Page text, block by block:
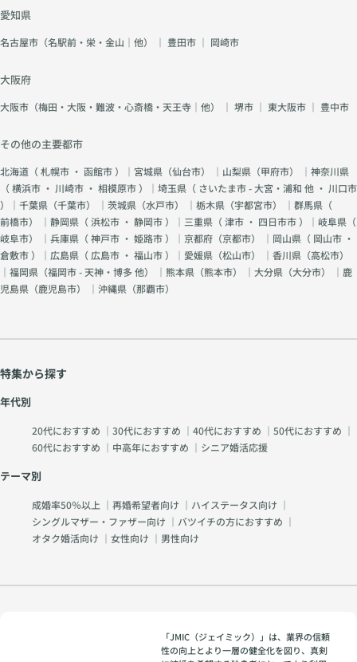
愛知県
名古屋市（名駅前・栄・金山｜他） ｜ 豊田市 ｜ 岡崎市
大阪府
大阪市（梅田・大阪・難波・心斎橋・天王寺｜他） ｜ 堺市 ｜ 東大阪市 ｜ 豊中市
その他の主要都市
北海道（札幌市 ・ 函館市）｜宮城県（仙台市） ｜山梨県（甲府市） ｜神奈川県
（横浜市 ・ 川崎市 ・ 相模原市）｜埼玉県（ さいたま市 - 大宮・浦和 他 ・ 川口市
）｜千葉県（千葉市） ｜茨城県（水戸市） ｜栃木県（宇都宮市） ｜群馬県（
前橋市） ｜静岡県（浜松市 ・ 静岡市）｜三重県（津市 ・ 四日市市）｜岐阜県（
岐阜市） ｜兵庫県（神戸市 ・ 姫路市）｜京都府（京都市） ｜岡山県（ 岡山市 ・
倉敷市）｜広島県（ 広島市 ・ 福山市）｜愛媛県（松山市） ｜香川県（高松市）
｜福岡県（福岡市 - 天神・博多 他） ｜熊本県（熊本市） ｜大分県（大分市） ｜鹿
児島県（鹿児島市） ｜沖縄県（那覇市）
特集から探す
年代別
20代におすすめ ｜ 30代におすすめ ｜ 40代におすすめ ｜ 50代におすすめ ｜
60代におすすめ ｜ 中高年におすすめ ｜ シニア婚活応援
テーマ別
成婚率50％以上 ｜ 再婚希望者向け ｜ ハイステータス向け ｜
シングルマザー・ファザー向け ｜ バツイチの方におすすめ ｜
オタク婚活向け ｜ 女性向け ｜ 男性向け
「JMIC（ジェイミック）」は、業界の信頼
性の向上とより一層の健全化を図り、真剣